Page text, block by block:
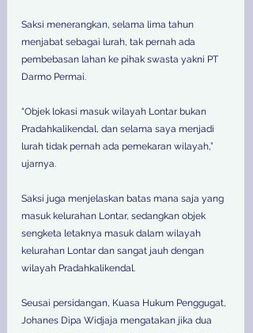
Saksi menerangkan, selama lima tahun
menjabat sebagai lurah, tak pernah ada
pembebasan lahan ke pihak swasta yakni PT
Darmo Permai.
“Objek lokasi masuk wilayah Lontar bukan
Pradahkalikendal, dan selama saya menjadi
lurah tidak pernah ada pemekaran wilayah,”
ujarnya.
Saksi juga menjelaskan batas mana saja yang
masuk kelurahan Lontar, sedangkan objek
sengketa letaknya masuk dalam wilayah
kelurahan Lontar dan sangat jauh dengan
wilayah Pradahkalikendal.
Seusai persidangan, Kuasa Hukum Penggugat,
Johanes Dipa Widjaja mengatakan jika dua